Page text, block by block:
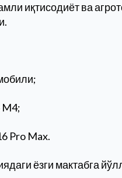
иқтисодиёт ва
M4;
Pro Max.
ёзги мактабга